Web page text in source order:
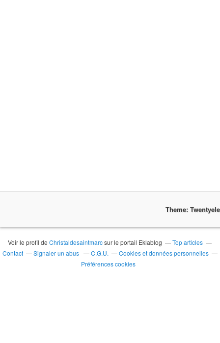
Theme:
Voir le profil deChristaldesaintmarcsur le portail Eklablog
Top articles
Contact
Signaler un abus C.G.U.
Cookies et données personnelles
Préférences cookies